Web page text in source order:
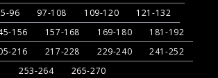
96 97-108 109-120
121-132
156 157-168 169-180
181-192
216 217-228 229-240
241-252
253-264
265-270